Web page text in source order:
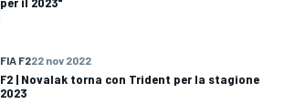
FIA F222 nov 2022
F2 | Novalak torna con Trident per la stagione
2023